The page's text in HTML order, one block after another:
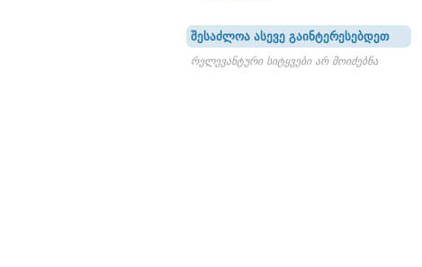
შესაძლოა ასევე გაინტერესებდეთ
რელევანტური სიტყვები არ მოიძებნა